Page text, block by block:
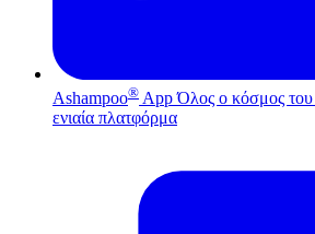
Ashampoo® App Όλος ο κόσμος του
ενιαία πλατφόρμα